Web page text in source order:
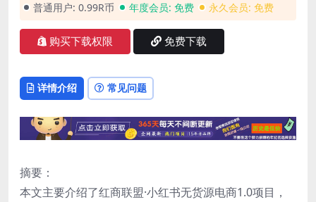
普通用户: 0.99R币 年度会员: 免费 永久会员: 免费
购买下载权限 免费下载
详情介绍 常见问题
摘要：
本文主要介绍了红商联盟·小红书无货源电商1.0项目，